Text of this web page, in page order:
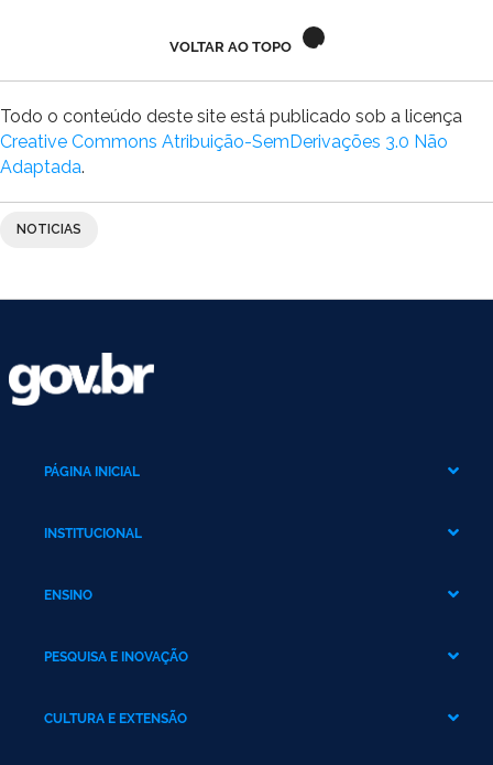
VOLTAR AO TOPO
Todo o conteúdo deste site está publicado sob a licença
Creative Commons Atribuição-SemDerivações 3.0 Não
Adaptada.
NOTICIAS
PÁGINA INICIAL
INSTITUCIONAL
A UFDPar
Sobre a Transição
ENSINO
Graduação
PESQUISA E INOVAÇÃO
Pesquisa
CULTURA E EXTENSÃO